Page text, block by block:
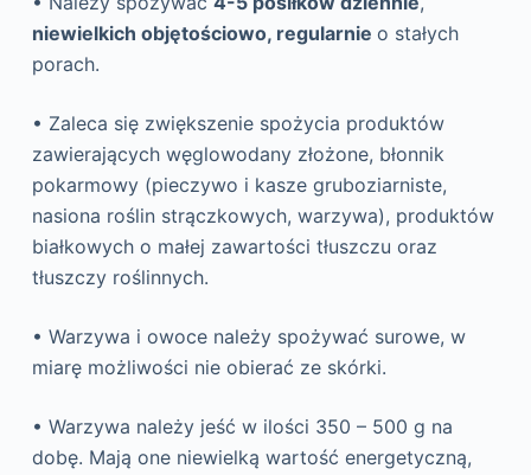
niewielkich objętościowo, regularnie o stałych
porach.
• Zaleca się zwiększenie spożycia produktów
zawierających węglowodany złożone, błonnik
pokarmowy (pieczywo i kasze gruboziarniste,
nasiona roślin strączkowych, warzywa), produktów
białkowych o małej zawartości tłuszczu oraz
tłuszczy roślinnych.
• Warzywa i owoce należy spożywać surowe, w
miarę możliwości nie obierać ze skórki.
• Warzywa należy jeść w ilości 350 – 500 g na
dobę. Mają one niewielką wartość energetyczną,